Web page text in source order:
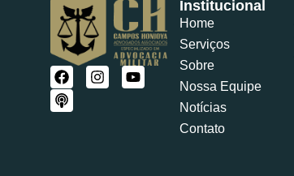
Institucional
Home
Serviços
Sobre
Nossa Equipe
Notícias
Contato